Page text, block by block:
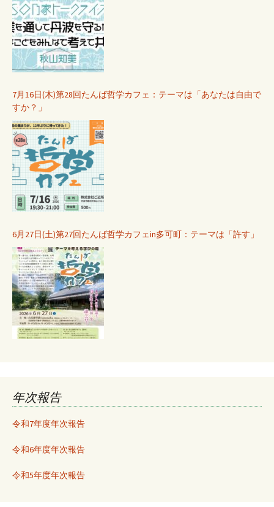
ー
シ
ョ
ン
7月16日(木)第28回たんば哲学カフェ：テーマは「あなたは自由で
すか？」
6月27日(土)第27回たんば哲学カフェin多可町：テーマは「許す」
年次報告
令和7年度年次報告
令和6年度年次報告
令和5年度年次報告